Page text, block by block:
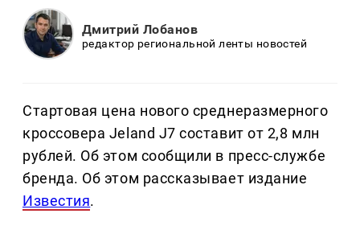
Дмитрий Лобанов
редактор региональной ленты новостей
Стартовая цена нового среднеразмерного
кроссовера Jeland J7 составит от 2,8 млн
рублей. Об этом сообщили в пресс-службе
бренда. Об этом рассказывает издание
Известия.